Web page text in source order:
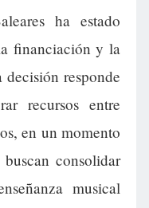
ha estado
financiación y la
responde
recursos entre
en un momento
consolidar
musical